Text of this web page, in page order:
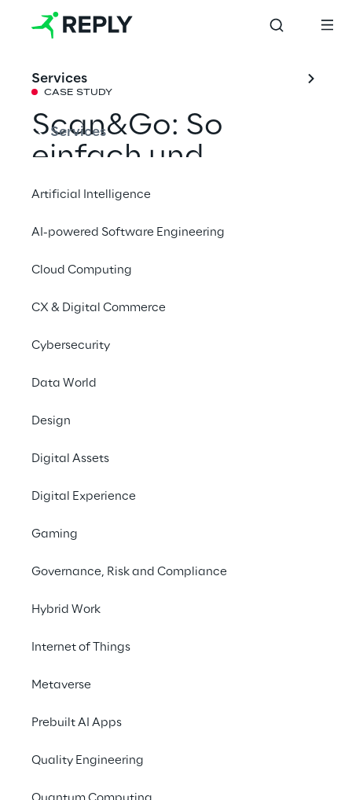
Services
Services
Artificial Intelligence
AI-powered Software Engineering
Cloud Computing
CX & Digital Commerce
Cybersecurity
Data World
Design
Digital Assets
Digital Experience
Gaming
Governance, Risk and Compliance
Hybrid Work
Internet of Things
Metaverse
Prebuilt AI Apps
Quality Engineering
CASE STUDY
Scan&Go: So
einfach und
individuell ist
Einkaufen heute
Mit Scan&Go hat ein führender Discounter
geschaffen, das neue Maßstäbe in Effizienz
und Nutzerfreundlichkeit setzt. Open Reply
#Customer Journey
#Self-Service Checkout
Ein nahtloses
Einkaufserlebnis, das
perfekt auf jeden
zugeschnitten ist –
schneller, bequemer,